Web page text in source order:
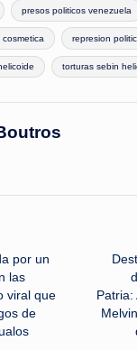
presos politicos venezuela
represion
torturas sebin
por un
las
viral que
de